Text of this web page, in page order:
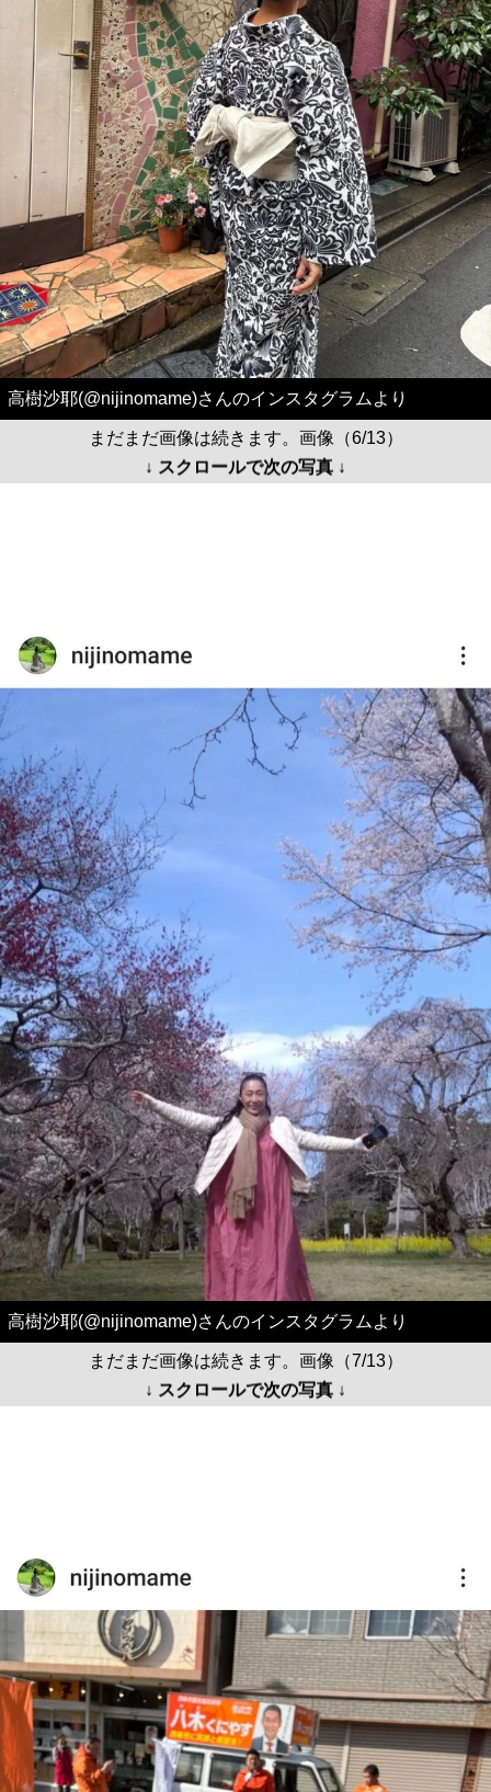
高樹沙耶(@nijinomame)さんのインスタグラムより
まだまだ画像は続きます。画像（6/13）
↓ スクロールで次の写真 ↓
高樹沙耶(@nijinomame)さんのインスタグラムより
まだまだ画像は続きます。画像（7/13）
↓ スクロールで次の写真 ↓